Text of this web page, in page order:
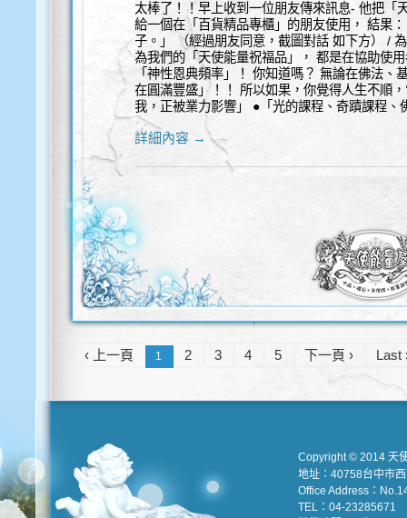
太棒了！！早上收到一位朋友傳來訊息- 他把「
給一個在「百貨精品專櫃」的朋友使用， 結果
子。」 （經過朋友同意，截圖對話 如下方） /
為我們的「天使能量祝福品」， 都是在協助使
「神性恩典頻率」！ 你知道嗎？ 無論在佛法、
在圓滿豐盛」！！ 所以如果，你覺得人生不順
我，正被業力影響」 ●「光的課程、奇蹟課程
詳細內容 →
‹ 上一頁 1 2 3 4 5 下一頁 › Last
Copyright © 2014 天
地址：40758台中市
Office Address：
TEL：04-23285671